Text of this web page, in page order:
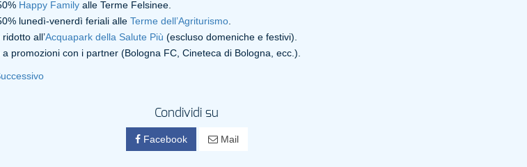
Happy Familyalle Terme Felsinee.
lunedì-venerdì feriali alle Terme dell’Agriturismo.
all’Acquapark della Salute Più (escluso domeniche e festivi).
a promozioni con i partner (Bologna FC, Cineteca di Bologna, ecc.).
Condividi su
Facebook Mail